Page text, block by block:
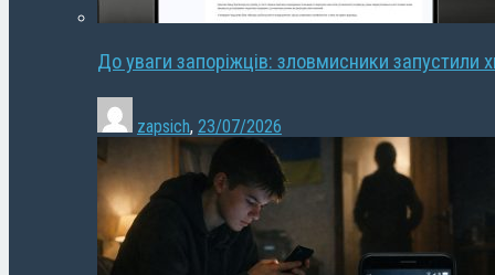
До уваги запоріжців: зловмисники запустили
zapsich, 23/07/2026